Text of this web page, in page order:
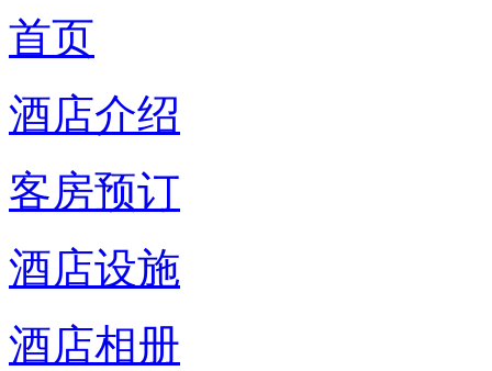
首页
酒店介绍
客房预订
酒店设施
酒店相册